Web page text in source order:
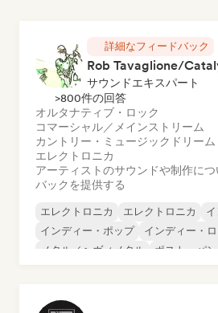
詳細なフィードバック
Rob Tavaglione/
サウンドエキスパート
>800件の回答
オルタナティブ・ロック
コマーシャル／メインストリーム
カントリー・ミュージック ドリー
エレクトロニカ
アーティストのサウンドや制作に
バックを提供する
エレクトロニカ エレクトロニカ
インディー・ポップ
インディー・
メタル／ヘヴィメタル
ポスト・パン